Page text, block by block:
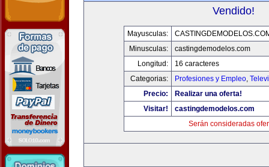
Vendido!
Mayusculas:
Minusculas:
castingdemodelos.com
Longitud:
16 caracteres
Categorias:
Profesiones y Empleo,
Precio:
Realizar una oferta!
Visitar!
castingdemodelos.com
Serán consideradas